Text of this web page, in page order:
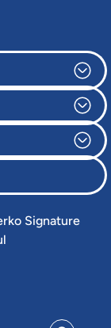
Signature